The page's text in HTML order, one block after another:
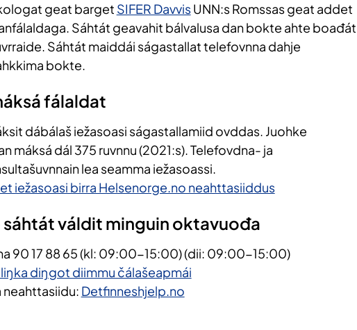
geat barget SIFER DavvisUNN:s Romssas geat addet
Sáhtát geavahit bálvalusa dan bokte ahte boađát
Sáhtát maiddái ságastallat telefovnna dahje
bokte.
fálaldat
dábálaš iežasoasi ságastallamiid ovddas. Juohke
máksá dál 375 ruvnnu (2021:s). Telefovdna- ja
lea seamma iežasoassi.
iežasoasi birra Helsenorge.no neahttasiiddus​
sáhtát váldit minguin oktavuođa
90 17 88 65(kl: 09:00-15:00)​ (dii: 09:00-15:00)
diŋgot diimmu čálašeapmái​
neahttasiidu: Detfinneshjelp.no​